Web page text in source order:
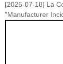
[2025-07-18] La
"Manufacturer